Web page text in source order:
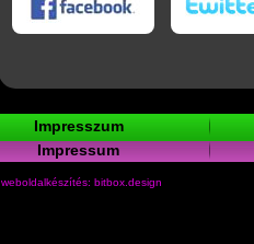
Impresszum
Impressum
weboldalkészítés: bitbox.design